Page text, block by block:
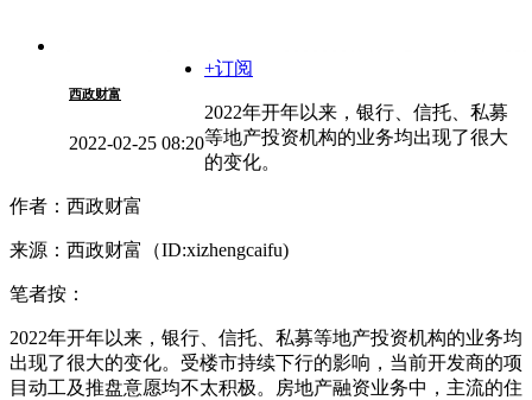
西政财富
2022-02-25 08:20
+订阅
2022年开年以来，银行、信托、私募
等地产投资机构的业务均出现了很大
的变化。
作者：西政财富
来源：西政财富（ID:xizhengcaifu)
笔者按：
2022年开年以来，银行、信托、私募等地产投资机构的业务均
出现了很大的变化。受楼市持续下行的影响，当前开发商的项
目动工及推盘意愿均不太积极。房地产融资业务中，主流的住